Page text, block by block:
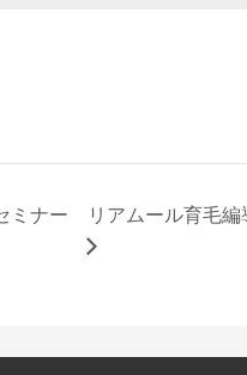
ミナー リアムール育毛